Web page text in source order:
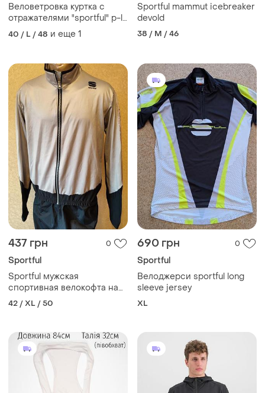
Веловетровка куртка с
отражателями "sportful" р-l-
xl
40 / L / 48 и еще 1
Sportful mammut icebreaker
devold
38 / M / 46
437 грн 0
Sportful
Sportful мужская
спортивная велокофта на
флисе
42 / XL / 50
690 грн 0
Sportful
Велоджерси sportful long
sleeve jersey
XL